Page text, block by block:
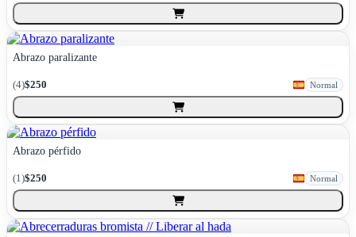
Abrazo paralizante
(4)$250 Normal
Abrazo pérfido
(1)$250 Normal